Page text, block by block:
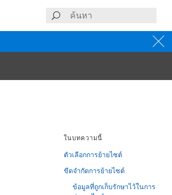
ในบทความนี้
ตัวเลือกการย้ายไซต์
ขีดจำกัดการย้ายไซต์
ข้อมูลที่ถูกเก็บรักษาไว้ในการ